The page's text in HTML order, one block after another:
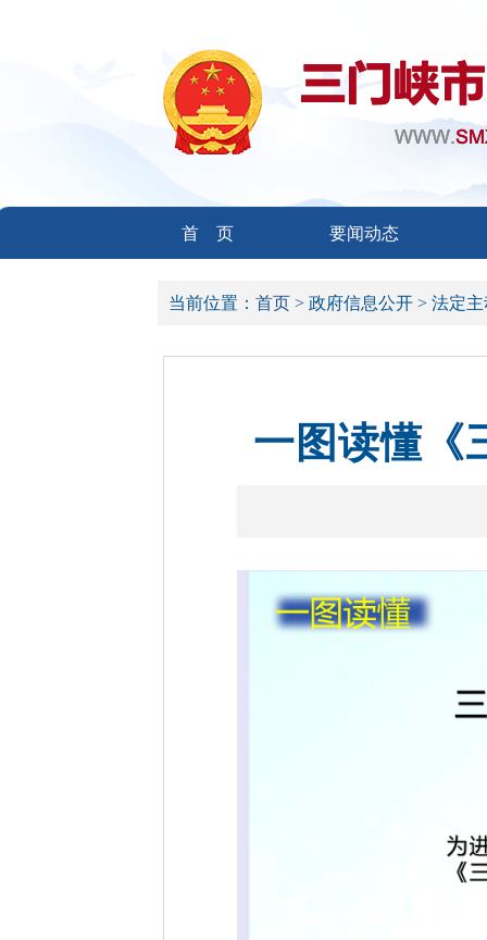
首 页 要闻动态
当前位置： 首页 > 政府信息公开 > 法定
一图读懂《